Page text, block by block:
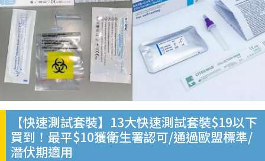
【快速測試套裝】13大快速測試套裝$19以下
買到！最平$10獲衛生署認可/通過歐盟標準/
潛伏期適用